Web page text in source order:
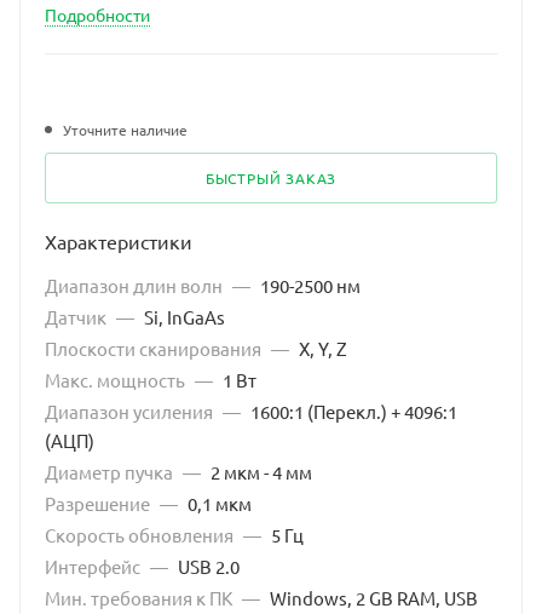
Подробности
Уточните наличие
БЫСТРЫЙ ЗАКАЗ
Характеристики
Диапазон длин волн — 190-2500 нм
Датчик — Si, InGaAs
Плоскости сканирования — X, Y, Z
Макс. мощность — 1 Вт
Диапазон усиления — 1600:1 (Перекл.) + 4096:1
(АЦП)
Диаметр пучка — 2 мкм - 4 мм
Разрешение — 0,1 мкм
Скорость обновления — 5 Гц
Интерфейс — USB 2.0
Мин. требования к ПК — Windows, 2 GB RAM, USB